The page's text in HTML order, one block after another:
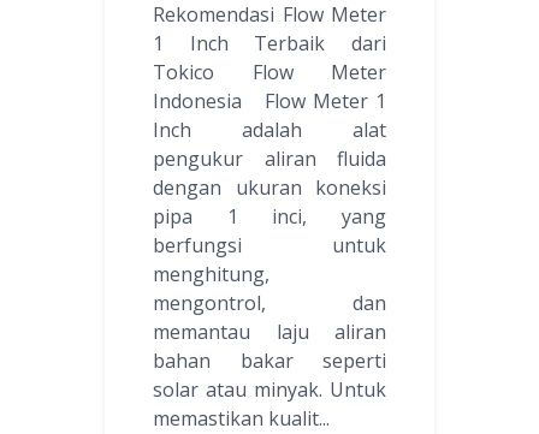
Rekomendasi Flow Meter
1 Inch Terbaik dari
Tokico Flow Meter
Indonesia Flow Meter 1
Inch adalah alat
pengukur aliran fluida
dengan ukuran koneksi
pipa 1 inci, yang
berfungsi untuk
menghitung,
mengontrol, dan
memantau laju aliran
bahan bakar seperti
solar atau minyak. Untuk
memastikan kualit...